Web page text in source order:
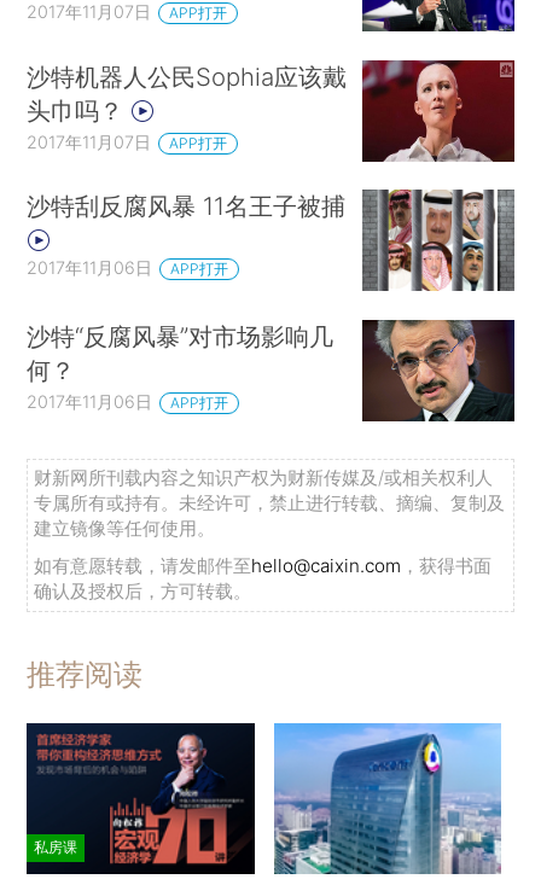
2017年11月07日 APP打开
沙特机器人公民Sophia应该戴
头巾吗？
2017年11月07日 APP打开
沙特刮反腐风暴 11名王子被捕
2017年11月06日 APP打开
沙特“反腐风暴”对市场影响几
何？
2017年11月06日 APP打开
财新网所刊载内容之知识产权为财新传媒及/或相关权利人
专属所有或持有。未经许可，禁止进行转载、摘编、复制及
建立镜像等任何使用。
如有意愿转载，请发邮件至hello@caixin.com ，获得书面
确认及授权后，方可转载。
推荐阅读
私房课